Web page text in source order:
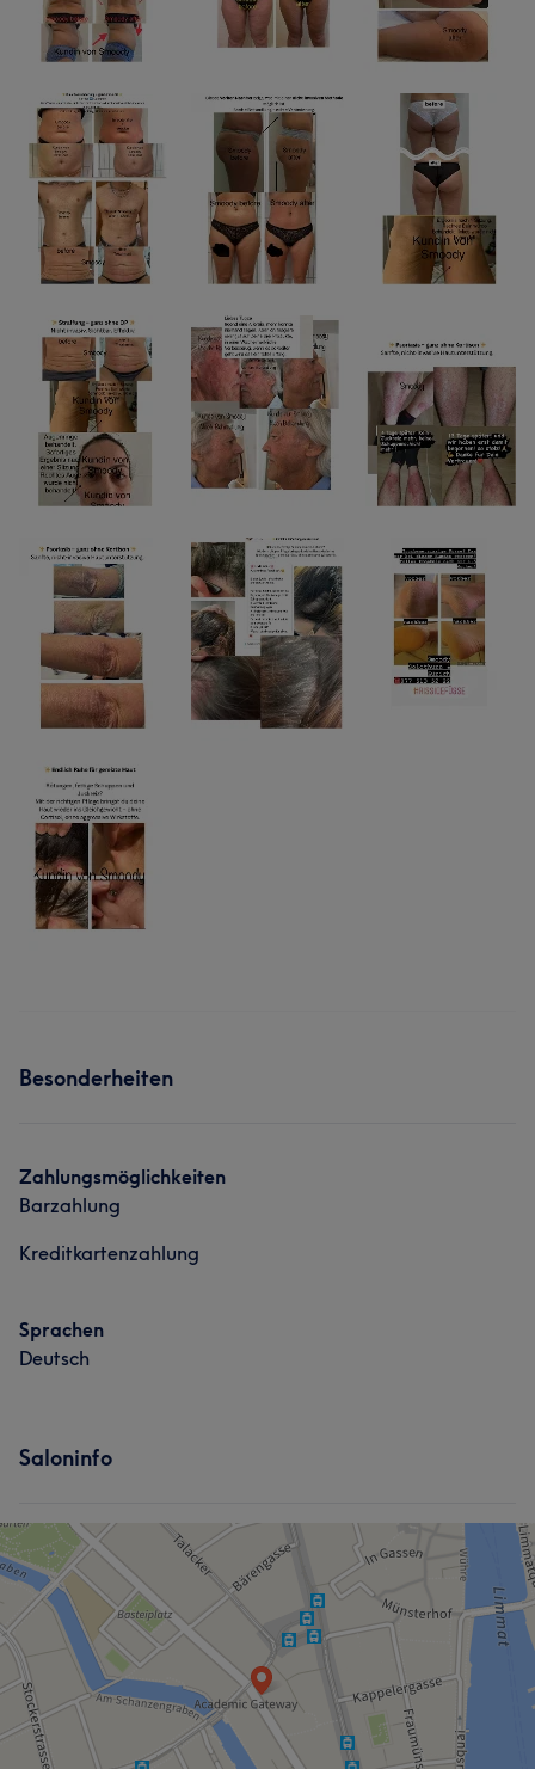
Besonderheiten
Zahlungsmöglichkeiten
Barzahlung
Kreditkartenzahlung
Sprachen
Deutsch
Saloninfo